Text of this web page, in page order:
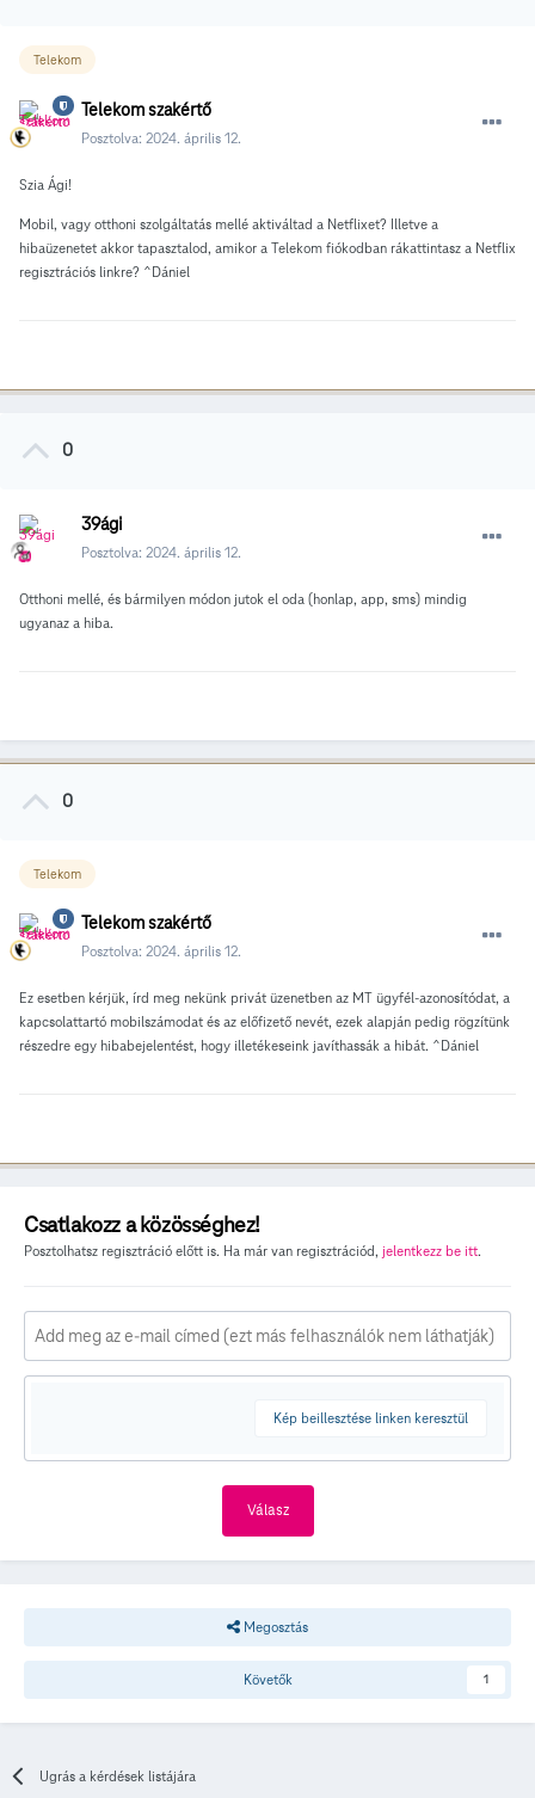
Telekom
Telekom szakértő
Posztolva: 2024. április 12.
Szia Ági!
Mobil, vagy otthoni szolgáltatás mellé aktiváltad a Netflixet? Illetve a
hibaüzenetet akkor tapasztalod, amikor a Telekom fiókodban rákattintasz a Netflix
regisztrációs linkre? ^Dániel
0
39ági
Posztolva: 2024. április 12.
Otthoni mellé, és bármilyen módon jutok el oda (honlap, app, sms) mindig
ugyanaz a hiba.
0
Telekom
Telekom szakértő
Posztolva: 2024. április 12.
Ez esetben kérjük, írd meg nekünk privát üzenetben az MT ügyfél-azonosítódat, a
kapcsolattartó mobilszámodat és az előfizető nevét, ezek alapján pedig rögzítünk
részedre egy hibabejelentést, hogy illetékeseink javíthassák a hibát. ^Dániel
Csatlakozz a közösséghez!
Posztolhatsz regisztráció előtt is. Ha már van regisztrációd, jelentkezz be itt.
Kép beillesztése linken keresztül
Válasz
Megosztás
Követők 1
Ugrás a kérdések listájára